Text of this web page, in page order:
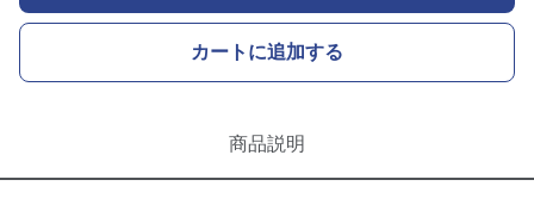
カートに追加する
商品説明